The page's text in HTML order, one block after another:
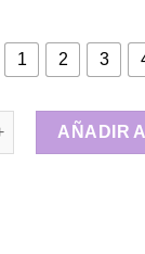
1 2 3
Intense Matte
AÑADIR